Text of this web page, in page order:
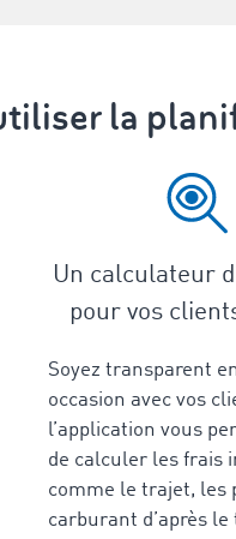
la
Un calculateur
pour vos
Soyez transparent
occasion avec vos
l’application vous
de calculer les frais
comme le trajet, les
carburant d’après le